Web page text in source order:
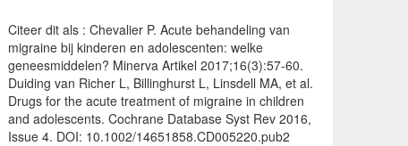
Citeer dit als : Chevalier P. Acute behandeling van
migraine bij kinderen en adolescenten: welke
geneesmiddelen? Minerva Artikel 2017;16(3):57-60.
Duiding van Richer L, Billinghurst L, Linsdell MA, et al.
Drugs for the acute treatment of migraine in children
and adolescents. Cochrane Database Syst Rev 2016,
Issue 4. DOI: 10.1002/14651858.CD005220.pub2